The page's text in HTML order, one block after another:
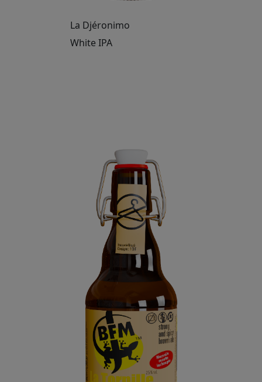
La Djéronimo
White IPA